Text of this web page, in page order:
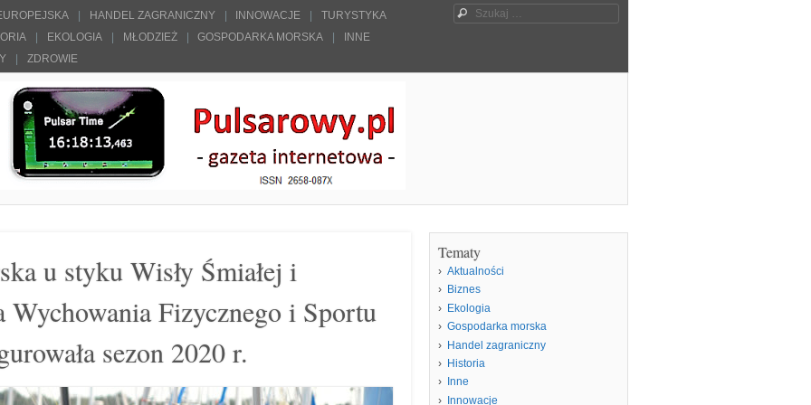
HANDEL ZAGRANICZNY INNOWACJE
TURYSTYKA
EKOLOGIA MŁODZIEŻ GOSPODARKA MORSKA
INNE
ZDROWIE
Szukaj
u styku Wisły Śmiałej i
Wychowania Fizycznego i Sportu
sezon 2020 r.
Tematy
Aktualności
Biznes
Ekologia
Gospodarka morska
Handel zagraniczny
Historia
Inne
Innowacje